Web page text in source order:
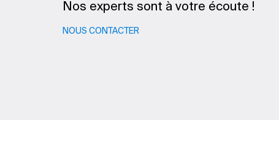
Nos experts sont à votre écoute !
NOUS CONTACTER